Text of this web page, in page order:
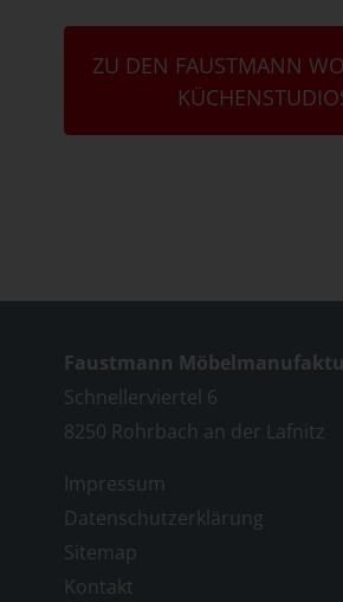
ZU DEN FAUSTMANN
Faustmann
Schnellerviertel 6
8250 Rohrbach an der Lafnitz
Impressum
Datenschutzerklärung
Sitemap
Kontakt